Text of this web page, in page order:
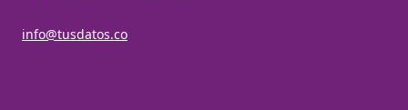
info@tusdatos.co